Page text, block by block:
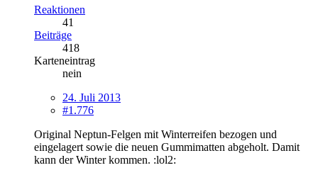
Reaktionen
41
Beiträge
418
Karteneintrag
nein
24. Juli 2013
#1.776
Original Neptun-Felgen mit Winterreifen bezogen und
eingelagert sowie die neuen Gummimatten abgeholt. Damit
kann der Winter kommen. :lol2: